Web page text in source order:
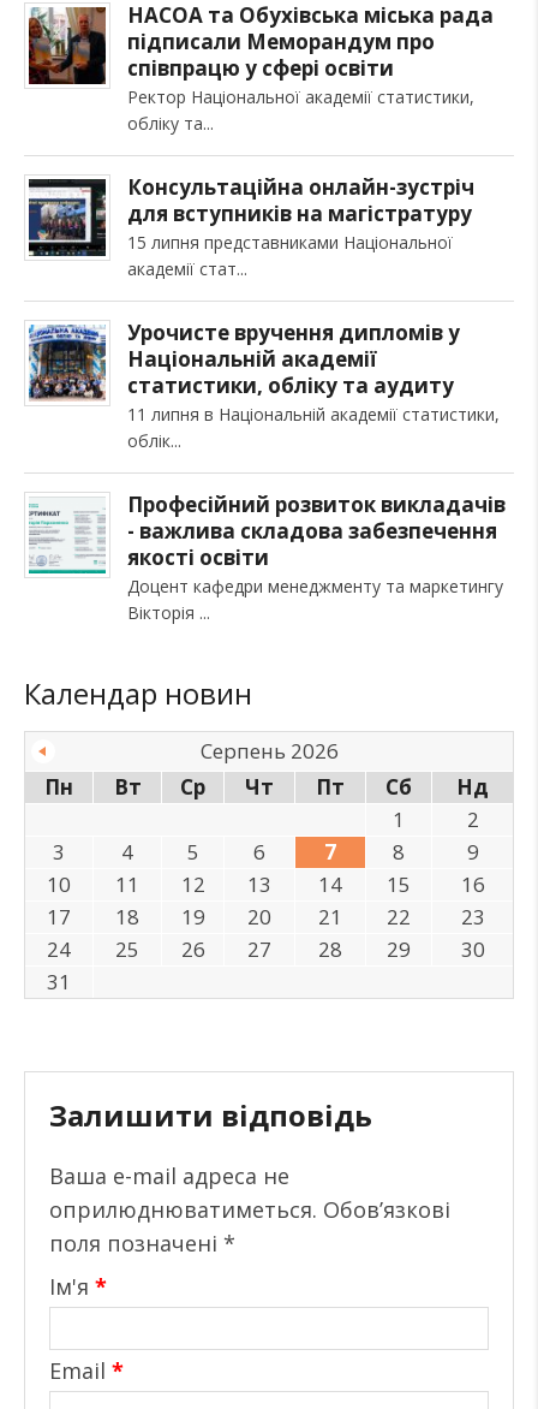
НАСОА та Обухівська міська рада
підписали Меморандум про
співпрацю у сфері освіти
Ректор Національної академії статистики,
обліку та
Консультаційна онлайн-зустріч
для вступників на магістратуру
15 липня представниками Національної
академії стат
Урочисте вручення дипломів у
Національній академії
статистики, обліку та аудиту
11 липня в Національній академії статистики,
облік
Професійний розвиток викладачів
- важлива складова забезпечення
якості освіти
Доцент кафедри менеджменту та маркетингу
Вікторія
Календар новин
Серпень 2026
Пн
Вт Ср Чт Пт Сб
Нд
1
2
3
4 5 6 7 8
9
10
11 12 13 14 15
16
17
18 19 20 21 22
23
24
25 26 27 28 29
30
31
Залишити відповідь
Ваша e-mail адреса не
оприлюднюватиметься. Обов’язкові
поля позначені *
Ім'я *
Email *